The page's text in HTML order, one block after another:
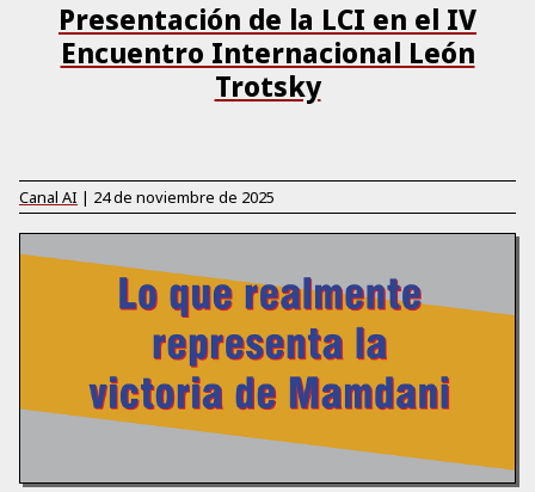
Presentación de la LCI en el IV
Encuentro Internacional León
Trotsky
Canal AI | 24 de noviembre de 2025